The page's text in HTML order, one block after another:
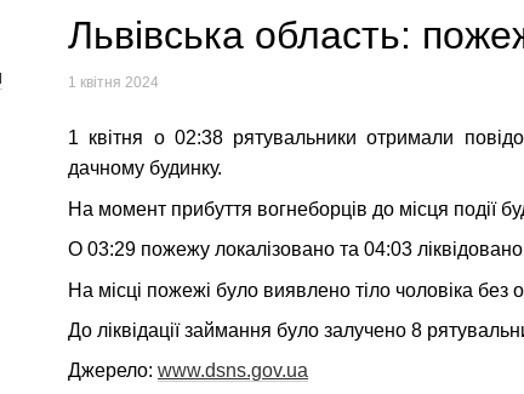
Львівська область:
1 квітня 2024
1 квітня о 02:38 рятувальники отримали
дачному будинку.
На момент прибуття вогнеборців до місця події
О 03:29 пожежу локалізовано та 04:03
На місці пожежі було виявлено тіло чоловіка без
До ліквідації займання було залучено 8
Джерело: www.dsns.gov.ua